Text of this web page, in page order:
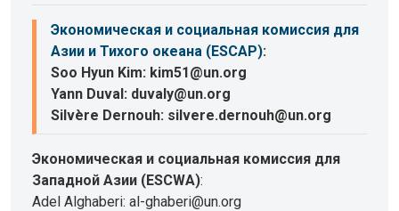
Экономическая и социальная комиссия для
Азии и Тихого океана (ESCAP):
Soo Hyun Kim: kim51@un.org
Yann Duval: duvaly@un.org
Silvère Dernouh: silvere.dernouh@un.org
Экономическая и социальная комиссия для
Западной Азии (ESCWA):
Adel Alghaberi: al-ghaberi@un.org